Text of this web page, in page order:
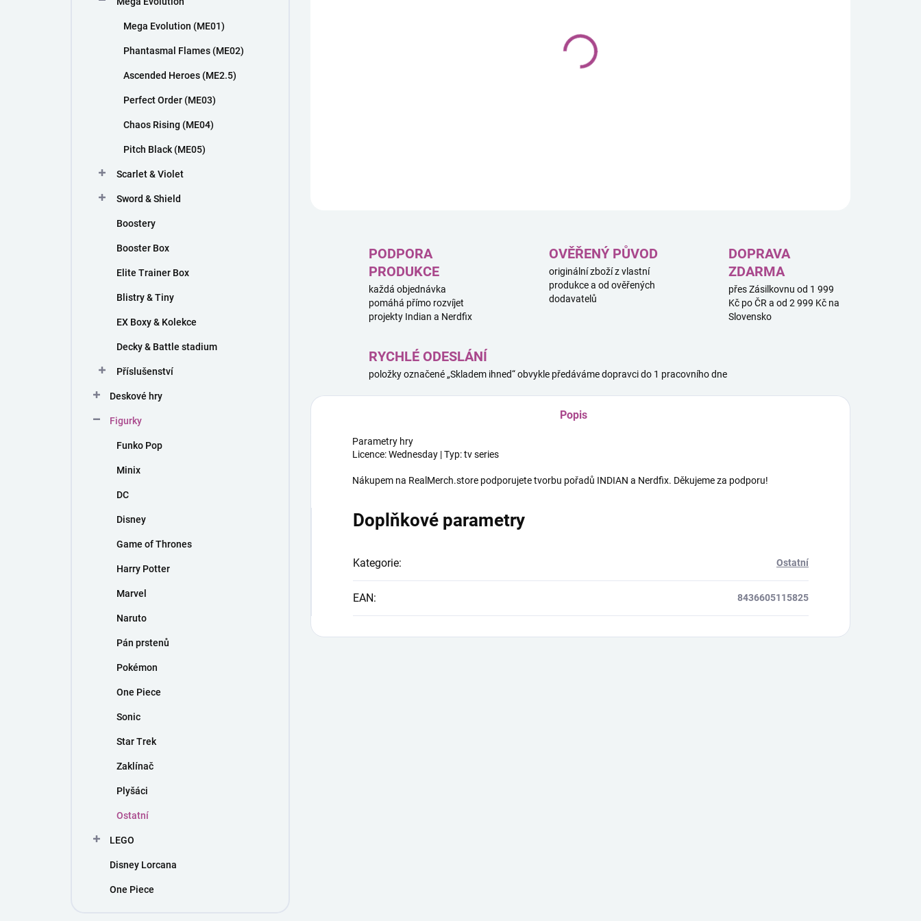
Mega Evolution (ME01)
Phantasmal Flames (ME02)
Ascended Heroes (ME2.5)
Perfect Order (ME03)
Chaos Rising (ME04)
Pitch Black (ME05)
Scarlet & Violet
Sword & Shield
Boostery
Booster Box
Elite Trainer Box
Blistry & Tiny
EX Boxy & Kolekce
Decky & Battle stadium
Příslušenství
Deskové hry
Figurky
Funko Pop
Minix
DC
Disney
Game of Thrones
Harry Potter
Marvel
Naruto
Pán prstenů
Pokémon
One Piece
Sonic
Star Trek
Zaklínač
Plyšáci
Ostatní
LEGO
Disney Lorcana
One Piece
PODPORA
PRODUKCE
každá objednávka
pomáhá přímo rozvíjet
projekty Indian a Nerdfix
OVĚŘENÝ PŮVOD
originální zboží z vlastní
produkce a od ověřených
dodavatelů
DOPRAVA
ZDARMA
přes Zásilkovnu od 1 999
Kč po ČR a od 2 999 Kč na
Slovensko
RYCHLÉ ODESLÁNÍ
položky označené „Skladem ihned“ obvykle předáváme dopravci do 1 pracovního dne
Popis
Parametry hry
Licence: Wednesday | Typ: tv series
Nákupem na RealMerch.store podporujete tvorbu pořadů INDIAN a Nerdfix. Děkujeme za podporu!
Doplňkové parametry
Kategorie: Ostatní
EAN: 8436605115825